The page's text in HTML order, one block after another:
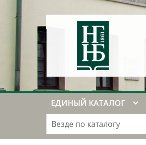
ЕДИНЫЙ КАТАЛОГ
Везде по каталогу